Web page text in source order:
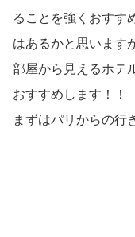
ることを強くおすす
はあるかと思います
部屋から見えるホテ
おすすめします！！
まずはパリからの行